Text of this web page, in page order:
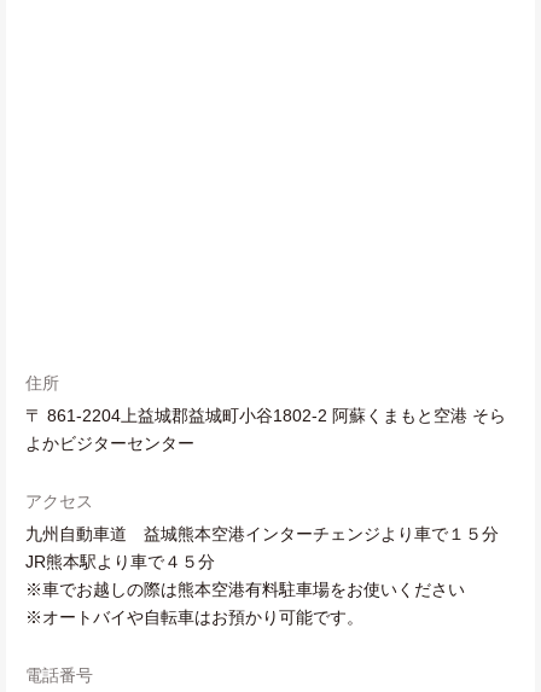
住所
〒 861-2204上益城郡益城町小谷1802-2 阿蘇くまもと空港 そら
よかビジターセンター
アクセス
九州自動車道 益城熊本空港インターチェンジより車で１５分
JR熊本駅より車で４５分
※車でお越しの際は熊本空港有料駐車場をお使いください
※オートバイや自転車はお預かり可能です。
電話番号